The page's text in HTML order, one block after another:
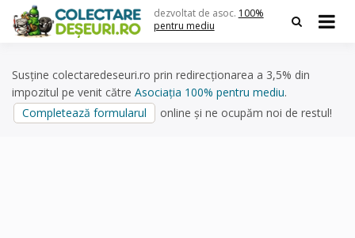
content
dezvoltat de asoc. 100%
pentru mediu
Susține colectaredeseuri.ro prin redirecționarea a 3,5% din
impozitul pe venit către Asociația 100% pentru mediu.
Completează formularul
online și ne ocupăm noi de restul!